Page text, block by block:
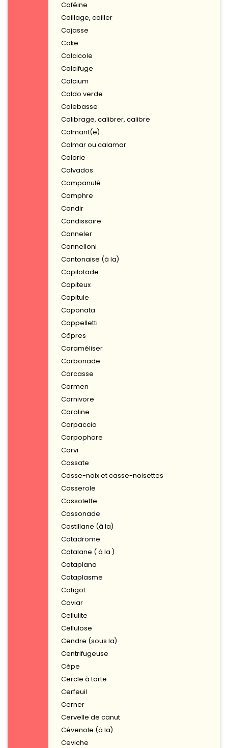
Caféine
Caillage, cailler
Cajasse
Cake
Calcicole
Calcifuge
Calcium
Caldo verde
Calebasse
Calibrage, calibrer, calibre
Calmant(e)
Calmar ou calamar
Calorie
Calvados
Campanulé
Camphre
Candir
Candissoire
Canneler
Cannelloni
Cantonaise (à la)
Capilotade
Capiteux
Capitule
Caponata
Cappelletti
Câpres
Caraméliser
Carbonade
Carcasse
Carmen
Carnivore
Caroline
Carpaccio
Carpophore
Carvi
Cassate
Casse-noix et casse-noisettes
Casserole
Cassolette
Cassonade
Castillane (à la)
Catadrome
Catalane ( à la )
Cataplana
Cataplasme
Catigot
Caviar
Cellulite
Cellulose
Cendre (sous la)
Centrifugeuse
Cèpe
Cercle à tarte
Cerfeuil
Cerner
Cervelle de canut
Cévenole (à la)
Ceviche